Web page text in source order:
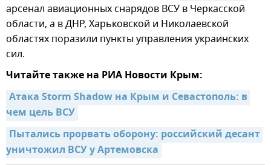
арсенал авиационных снарядов ВСУ в Черкасской
области, а в ДНР, Харьковской и Николаевской
областях поразили пункты управления украинских
сил.
Читайте также на РИА Новости Крым:
Атака Storm Shadow на Крым и Севастополь: в
чем цель ВСУ
Пытались прорвать оборону: российский десант
уничтожил ВСУ у Артемовска